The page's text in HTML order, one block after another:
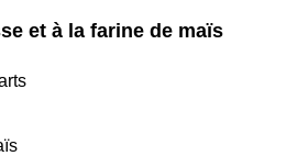
et à la farine de maïs